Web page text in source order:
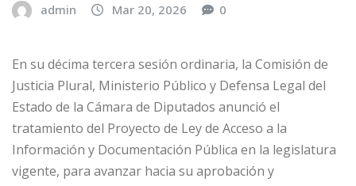
admin Mar 20, 2026 0
En su décima tercera sesión ordinaria, la Comisión de
Justicia Plural, Ministerio Público y Defensa Legal del
Estado de la Cámara de Diputados anunció el
tratamiento del Proyecto de Ley de Acceso a la
Información y Documentación Pública en la legislatura
vigente, para avanzar hacia su aprobación y